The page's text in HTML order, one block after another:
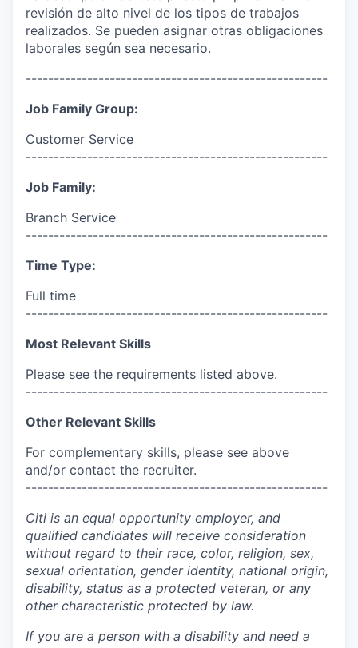
revisión de alto nivel de los tipos de trabajos
realizados. Se pueden asignar otras obligaciones
laborales según sea necesario.
------------------------------------------------------
Job Family Group:
Customer Service
------------------------------------------------------
Job Family:
Branch Service
------------------------------------------------------
Time Type:
Full time
------------------------------------------------------
Most Relevant Skills
Please see the requirements listed above.
------------------------------------------------------
Other Relevant Skills
For complementary skills, please see above
and/or contact the recruiter.
------------------------------------------------------
Citi is an equal opportunity employer, and
qualified candidates will receive consideration
without regard to their race, color, religion, sex,
sexual orientation, gender identity, national origin,
disability, status as a protected veteran, or any
other characteristic protected by law.
If you are a person with a disability and need a